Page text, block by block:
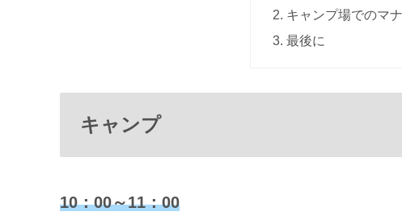
キャンプ場でのマ
最後に
キャンプ
10：00～11：00